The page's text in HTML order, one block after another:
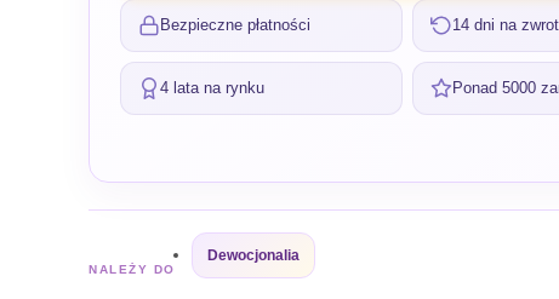
Bezpieczne płatności 14 dni na zwrot
4 lata na rynku Ponad 5000
NALEŻY DO
Dewocjonalia